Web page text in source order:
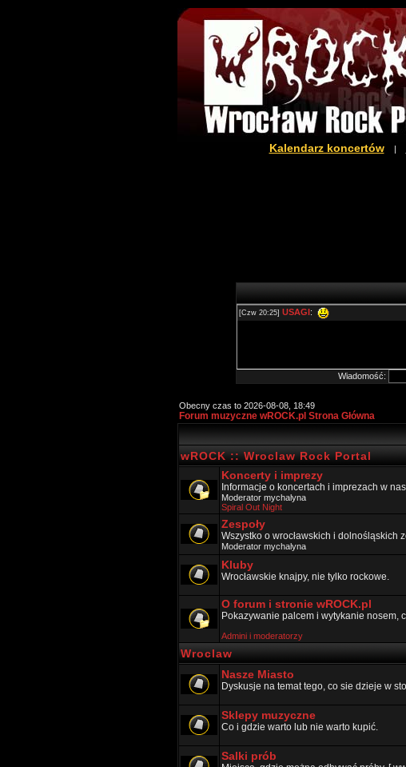
Kalendarz koncertów|
Wiadomość:
Obecny czas to 2026-08-08, 18:49
Forum muzyczne wROCK.pl Strona Główna
wROCK :: Wroclaw Rock Portal
Koncerty i imprezy
Informacje o koncertach i imprezach w
Moderator mychalyna
Spiral Out Night
Zespoły
Wszystko o wrocławskich i dolnośląskich
Moderator mychalyna
Kluby
Wrocławskie knajpy, nie tylko rockowe.
O forum i stronie wROCK.pl
Pokazywanie palcem i wytykanie nosem,
Admini i moderatorzy
Wroclaw
Nasze Miasto
Dyskusje na temat tego, co sie dzieje w
Sklepy muzyczne
Co i gdzie warto lub nie warto kupić.
Salki prób